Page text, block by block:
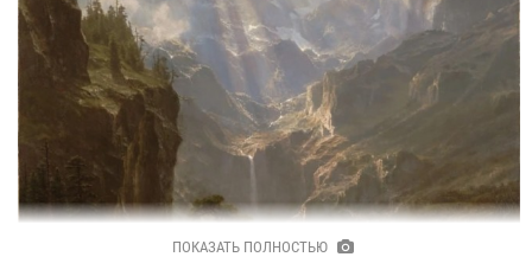
«Французские пароходы в Гавре»
Алексей Петрович Боголюбов.
ПОКАЗАТЬ ПОЛНОСТЬЮ